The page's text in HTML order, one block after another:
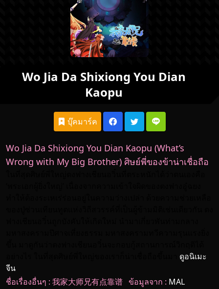
Wo Jia Da Shixiong You Dian
Kaopu
บุ๊คมาร์ค
Wo Jia Da Shixiong You Dian Kaopu (What’s
Wrong with My Big Brother) ศิษย์พี่ของข้าน่าเชื่อถือ
ดูอนิเมะ
จีน
ชื่อเรื่องอื่นๆ : 我家大师兄有点靠谱 ข้อมูลจาก : MAL